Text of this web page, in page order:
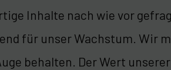
Inhalte nach wie vor
für unser Wachstum. Wir
behalten. Der Wert